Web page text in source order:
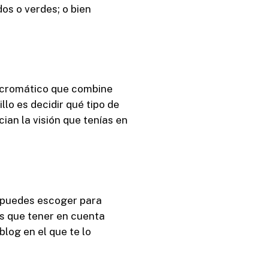
o verdes; o bien
que combine
es decidir qué tipo de
la visión que tenías en
escoger para
que tener en cuenta
en el que te lo